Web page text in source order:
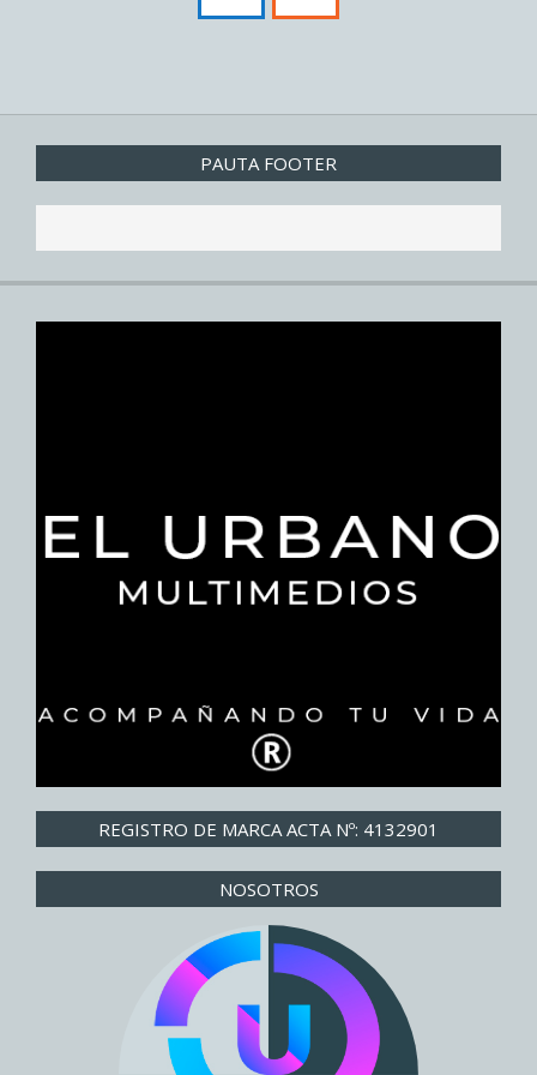
PAUTA FOOTER
REGISTRO DE MARCA ACTA Nº: 4132901
NOSOTROS